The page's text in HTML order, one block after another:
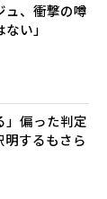
ュ、衝撃の噂
い」
」偏った判定
するもさら